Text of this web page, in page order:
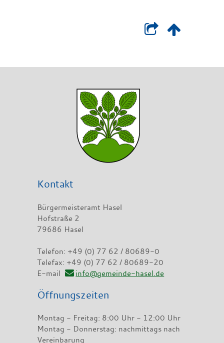
Kontakt
Bürgermeisteramt Hasel
Hofstraße 2
79686 Hasel
Telefon: +49 (0) 77 62 / 80689-0
Telefax: +49 (0) 77 62 / 80689-20
E-mail
info@gemeinde-hasel.de
Öffnungszeiten
Montag - Freitag: 8:00 Uhr - 12:00 Uhr
Montag - Donnerstag: nachmittags nach
Vereinbarung